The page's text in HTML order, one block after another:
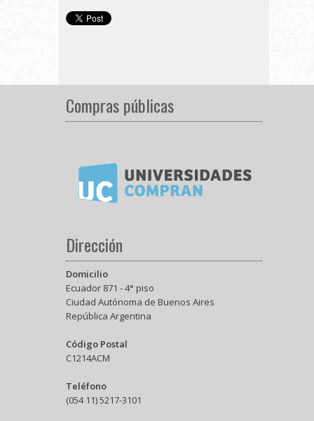
Compras públicas
Dirección
Domicilio
Ecuador 871 - 4° piso
Ciudad Autónoma de Buenos Aires
República Argentina
Código Postal
C1214ACM
Teléfono
(054 11) 5217-3101